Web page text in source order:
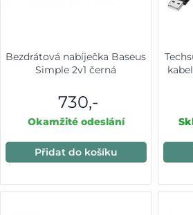
Bezdrátová nabíječka Baseus
Simple 2v1 černá
730,-
Okamžité odeslání
Přidat do košíku